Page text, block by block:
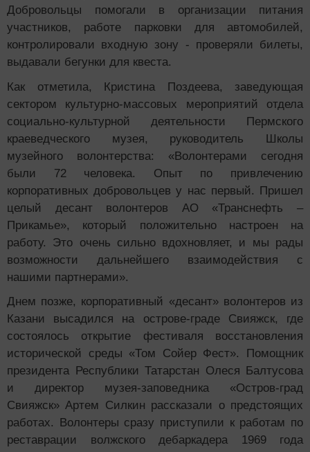
Добровольцы помогали в организации питания
участников, работе парковки для автомобилей,
контролировали входную зону - проверяли билеты,
выдавали бегунки для квеста.
Как отметила, Кристина Поздеева, заведующая
сектором культурно-массовых мероприятий отдела
социально-культурной деятельности Пермского
краеведческого музея, руководитель Школы
музейного волонтерства: «Волонтерами сегодня
были 72 человека. Опыт по привлечению
корпоративных добровольцев у нас первый. Пришел
целый десант волонтеров АО «Транснефть –
Прикамье», который положительно настроен на
работу. Это очень сильно вдохновляет, и мы рады
возможности дальнейшего взаимодействия с
нашими партнерами».
Днем позже, корпоративный «десант» волонтеров из
Казани высадился на острове-граде Свияжск, где
состоялось открытие фестиваля восстановления
исторической среды «Том Сойер Фест». Помощник
президента Республики Татарстан Олеся Балтусова
и директор музея-заповедника «Остров-град
Свияжск» Артем Силкин рассказали о предстоящих
работах. Волонтеры сразу приступили к работам по
реставрации волжского дебаркадера 1969 года